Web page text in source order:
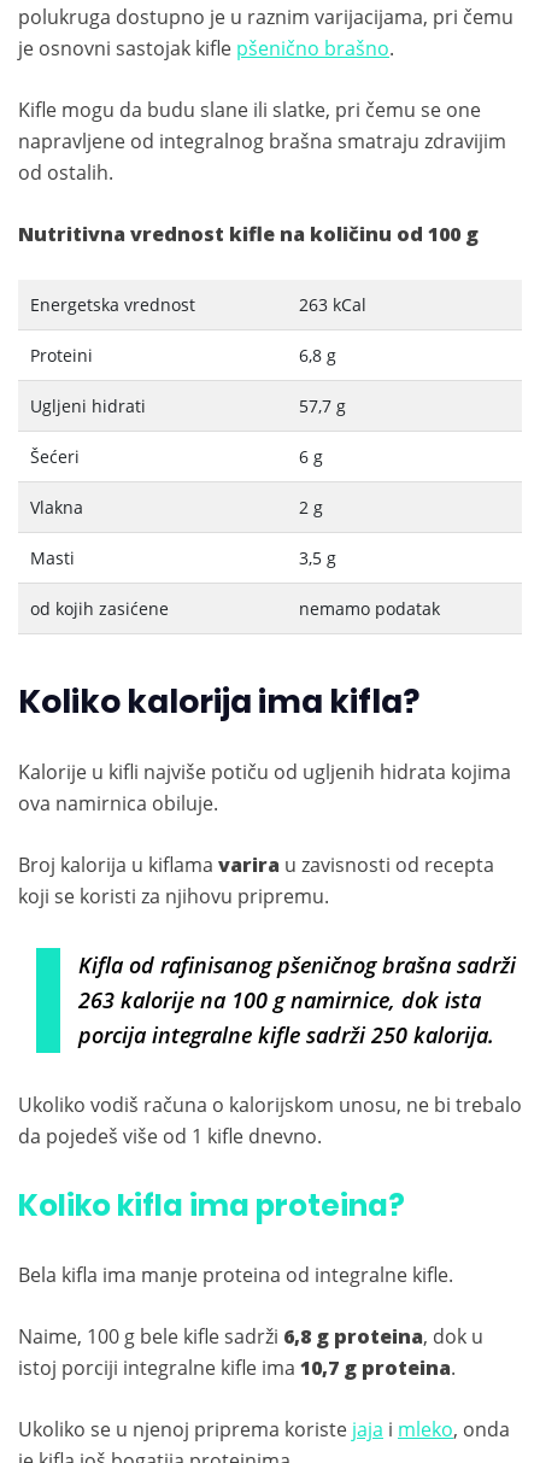
polukruga dostupno je u raznim varijacijama, pri čemu
je osnovni sastojak kifle pšenično brašno.
Kifle mogu da budu slane ili slatke, pri čemu se one
napravljene od integralnog brašna smatraju zdravijim
od ostalih.
Nutritivna vrednost kifle na količinu od 100 g
Energetska vrednost 263 kCal
Proteini 6,8 g
Ugljeni hidrati 57,7 g
Šećeri 6 g
Vlakna 2 g
Masti 3,5 g
od kojih zasićene nemamo podatak
Koliko kalorija ima kifla?
Kalorije u kifli najviše potiču od ugljenih hidrata kojima
ova namirnica obiluje.
Broj kalorija u kiflama varira u zavisnosti od recepta
koji se koristi za njihovu pripremu.
Kifla od rafinisanog pšeničnog brašna sadrži
263 kalorije na 100 g namirnice, dok ista
porcija integralne kifle sadrži 250 kalorija.
Ukoliko vodiš računa o kalorijskom unosu, ne bi trebalo
da pojedeš više od 1 kifle dnevno.
Koliko kifla ima proteina?
Bela kifla ima manje proteina od integralne kifle.
Naime, 100 g bele kifle sadrži 6,8 g proteina, dok u
istoj porciji integralne kifle ima 10,7 g proteina.
Ukoliko se u njenoj priprema koriste jaja i mleko, onda